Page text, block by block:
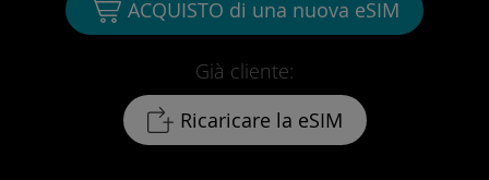
Già cliente:
Ricaricare la eSIM
ACQUISTO di una nuova eSIM